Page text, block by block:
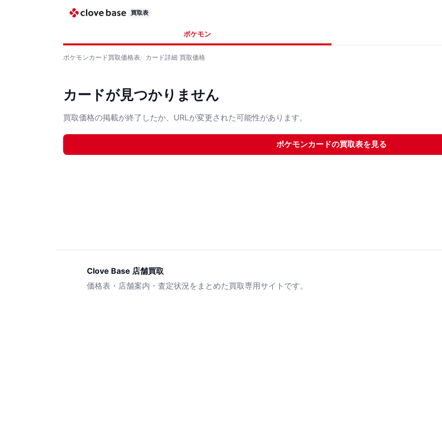
買取表
ポケモン
ポケモンカード買取価格表 カード詳細 買取価格
カードが見つかりません
買取価格の掲載が終了したか、URLが変更された可能性があります。
ポケモンカードの買取表を見る
Clove Base 店舗買取
価格表・店舗案内・査定状況をまとめた買取専用サイトです。